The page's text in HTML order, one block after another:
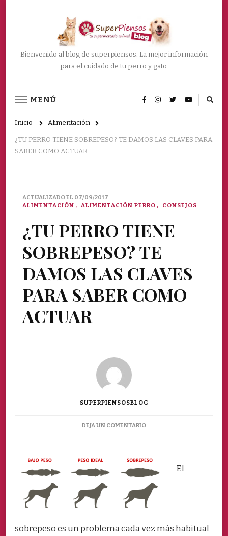
Bienvenido al blog de superpiensos. La mejor información
para el cuidado de tu perro y gato.
MENÚ
Inicio Alimentación
¿TU PERRO TIENE SOBREPESO? TE DAMOS LAS CLAVES PARA
SABER COMO ACTUAR
ACTUALIZADO EL 07/09/2017
ALIMENTACIÓN
ALIMENTACIÓN PERRO CONSEJOS
¿TU PERRO TIENE
SOBREPESO? TE
DAMOS LAS CLAVES
PARA SABER COMO
ACTUAR
SUPERPIENSOSBLOG
DEJA UN COMENTARIOEN
SOBREPESO?
DAMOS
LAS
CLAVES
COMO
El
sobrepeso es un problema cada vez más habitual